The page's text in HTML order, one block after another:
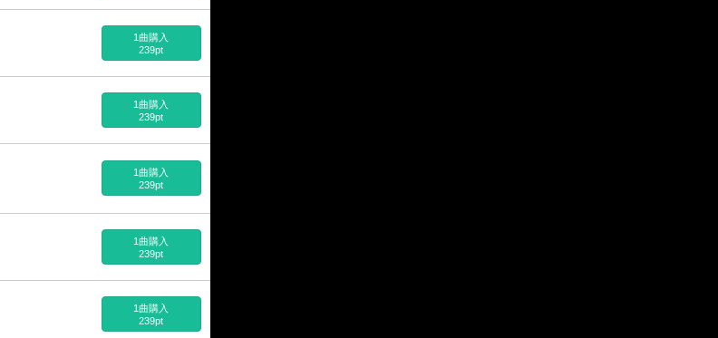
1曲購入
239pt
1曲購入
239pt
1曲購入
239pt
1曲購入
239pt
1曲購入
239pt